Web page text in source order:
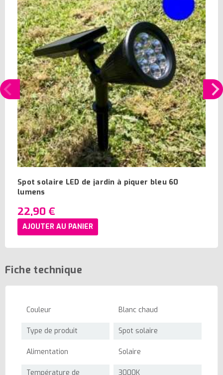
Spot solaire LED de jardin à piquer bleu 60
lumens
22,90 €
AJOUTER AU PANIER
Fiche technique
Couleur Blanc chaud
Type de produit Spot solaire
Alimentation Solaire
Température de
3000K